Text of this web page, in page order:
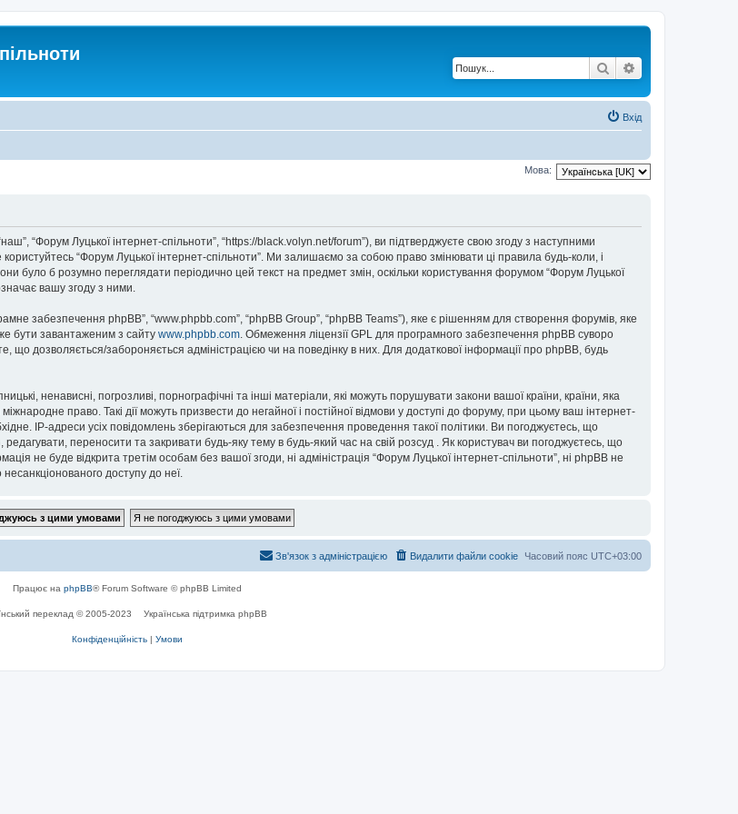
Пошук
Вхід
Мова:
“Форум Луцької інтернет-спільноти”, “https://black.volyn.net/forum”), ви підтверджуєте свою згоду з наступними
“Форум Луцької інтернет-спільноти”. Ми залишаємо за собою право змінювати ці правила будь-коли, і
було б розумно переглядати періодично цей текст на предмет змін, оскільки користування форумом “Форум Луцької
вашу згоду з ними.
забезпечення phpBB”, “www.phpbb.com”, “phpBB Group”, “phpBB Teams”), яке є рішенням для створення форумів, яке
бути завантаженим з сайту www.phpbb.com. Обмеження ліцензії GPL для програмного забезпечення phpBB суворо
що дозволяється/забороняється адміністрацією чи на поведінку в них. Для додаткової інформації про phpBB, будь
ненависні, погрозливі, порнографічні та інші матеріали, які можуть порушувати закони вашої країни, країни, яка
право. Такі дії можуть призвести до негайної і постійної відмови у доступі до форуму, при цьому ваш інтернет-
IP-адреси усіх повідомлень зберігаються для забезпечення проведення такої політики. Ви погоджуєтесь, що
переносити та закривати будь-яку тему в будь-який час на свій розсуд . Як користувач ви погоджуєтесь, що
не буде відкрита третім особам без вашої згоди, ні адміністрація “Форум Луцької інтернет-спільноти”, ні phpBB не
несанкціонованого доступу до неї.
Часовий пояс UTC+03:00
Видалити файли cookie
Зв'язок з адміністрацією
Працює на phpBB® Forum Software © phpBB Limited
переклад © 2005-2023 Українська підтримка phpBB
Конфіденційність | Умови